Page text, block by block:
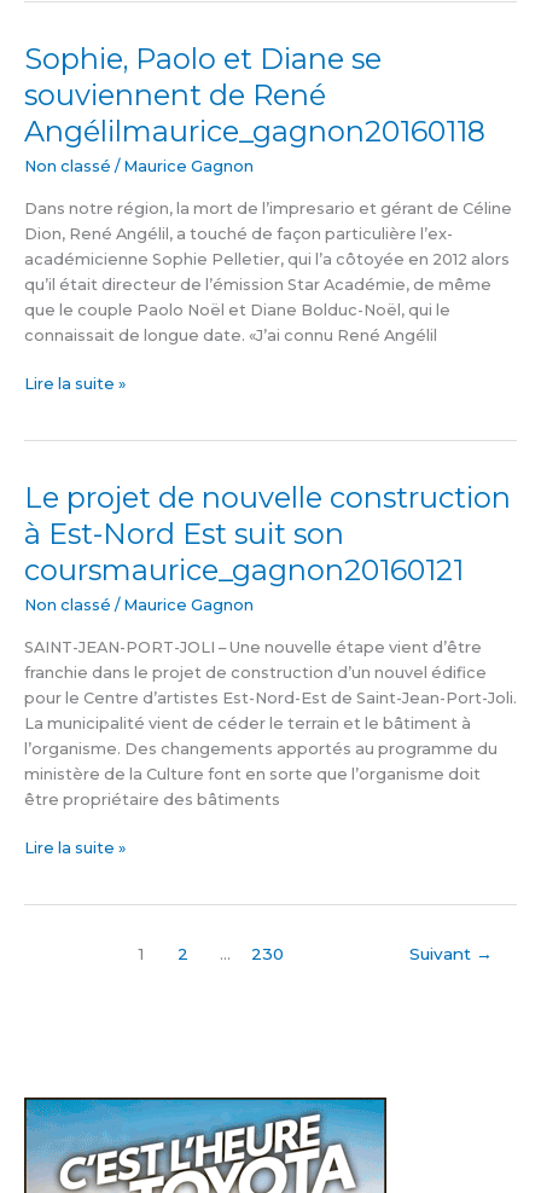
Sophie, Paolo et Diane se
souviennent de René
Angélilmaurice_gagnon20160118
Non classé / Maurice Gagnon
Dans notre région, la mort de l’impresario et gérant de Céline
Dion, René Angélil, a touché de façon particulière l’ex-
académicienne Sophie Pelletier, qui l’a côtoyée en 2012 alors
qu’il était directeur de l’émission Star Académie, de même
que le couple Paolo Noël et Diane Bolduc-Noël, qui le
connaissait de longue date. «J’ai connu René Angélil
Sophie,
Paolo
et
Diane
de
René
Angélilmaurice_gagnon20160118
Lire la suite »
Le projet de nouvelle construction
à Est-Nord Est suit son
coursmaurice_gagnon20160121
Non classé / Maurice Gagnon
SAINT-JEAN-PORT-JOLI – Une nouvelle étape vient d’être
franchie dans le projet de construction d’un nouvel édifice
pour le Centre d’artistes Est-Nord-Est de Saint-Jean-Port-Joli.
La municipalité vient de céder le terrain et le bâtiment à
l’organisme. Des changements apportés au programme du
ministère de la Culture font en sorte que l’organisme doit
être propriétaire des bâtiments
Le
projet
de
nouvelle
construction
Est-
Nord
Est
suit
son
coursmaurice_gagnon20160121
Lire la suite »
1 2 … 230 Suivant →